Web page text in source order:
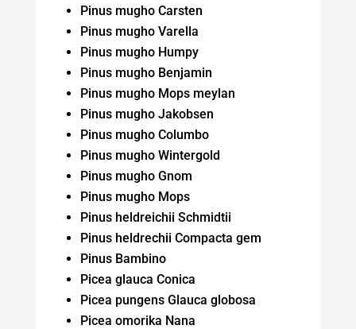
Pinus mugho Carsten
Pinus mugho Varella
Pinus mugho Humpy
Pinus mugho Benjamin
Pinus mugho Mops meylan
Pinus mugho Jakobsen
Pinus mugho Columbo
Pinus mugho Wintergold
Pinus mugho Gnom
Pinus mugho Mops
Pinus heldreichii Schmidtii
Pinus heldrechii Compacta gem
Pinus Bambino
Picea glauca Conica
Picea pungens Glauca globosa
Picea omorika Nana